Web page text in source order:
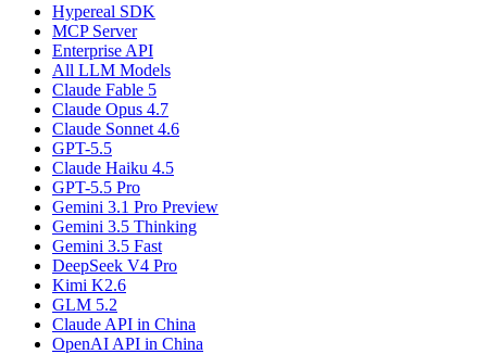
Hypereal SDK
MCP Server
Enterprise API
All LLM Models
Claude Fable 5
Claude Opus 4.7
Claude Sonnet 4.6
GPT-5.5
Claude Haiku 4.5
GPT-5.5 Pro
Gemini 3.1 Pro Preview
Gemini 3.5 Thinking
Gemini 3.5 Fast
DeepSeek V4 Pro
Kimi K2.6
GLM 5.2
Claude API in China
OpenAI API in China